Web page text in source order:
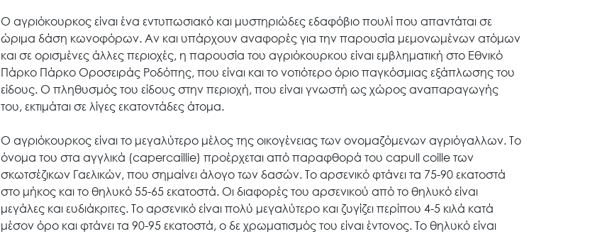
Search
Ο.ΦΥ.ΠΕ.Κ.Α.
Νέα – Δημοσιότητα
Ο αγριόκουρκος είναι ένα εντυπωσιακό και μυστηριώδες εδαφόβιο πουλί που απαντάται σε
ώριμα δάση κωνοφόρων. Αν και υπάρχουν αναφορές για την παρουσία μεμονωμένων ατόμων
και σε ορισμένες άλλες περιοχές, η παρουσία του αγριόκουρκου είναι εμβληματική στο Εθνικό
Πάρκο Πάρκο Οροσειράς Ροδόπης, που είναι και το νοτιότερο όριο παγκόσμιας εξάπλωσης του
είδους. Ο πληθυσμός του είδους στην περιοχή, που είναι γνωστή ως χώρος αναπαραγωγής
του, εκτιμάται σε λίγες εκατοντάδες άτομα.
Ο αγριόκουρκος είναι το μεγαλύτερο μέλος της οικογένειας των ονομαζόμενων αγριόγαλλων. Το
όνομα του στα αγγλικά (capercaillie) προέρχεται από παραφθορά του capull coille των
σκωτσέζικων Γαελικών, που σημαίνει άλογο των δασών. Το αρσενικό φτάνει τα 75-90 εκατοστά
στο μήκος και το θηλυκό 55-65 εκατοστά. Οι διαφορές του αρσενικού από το θηλυκό είναι
μεγάλες και ευδιάκριτες. Το αρσενικό είναι πολύ μεγαλύτερο και ζυγίζει περίπου 4-5 κιλά κατά
μέσον όρο και φτάνει τα 90-95 εκατοστά, ο δε χρωματισμός του είναι έντονος. Το θηλυκό είναι